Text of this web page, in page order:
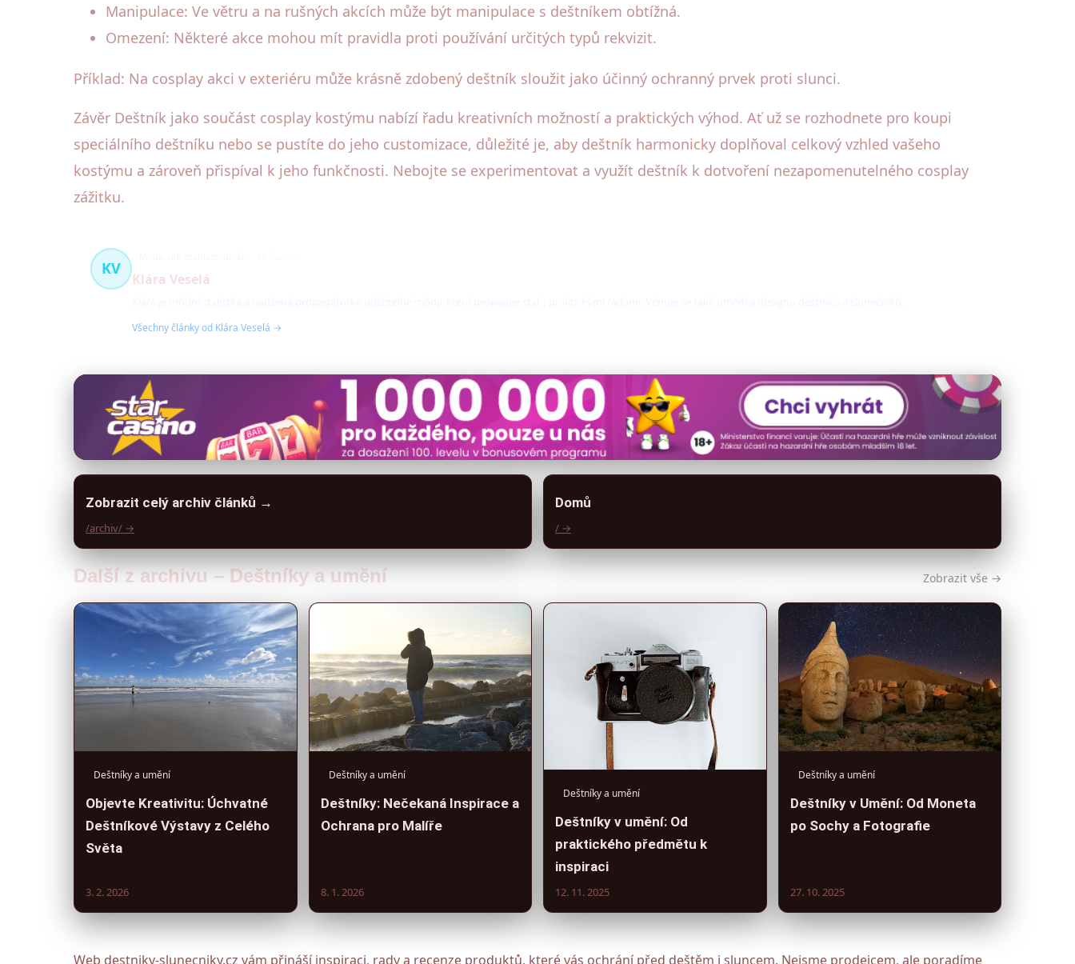
Manipulace: Ve větru a na rušných akcích může být manipulace s deštníkem obtížná.
Omezení: Některé akce mohou mít pravidla proti používání určitých typů rekvizit.
Příklad: Na cosplay akci v exteriéru může krásně zdobený deštník sloužit jako účinný ochranný prvek proti slunci.
Závěr Deštník jako součást cosplay kostýmu nabízí řadu kreativních možností a praktických výhod. Ať už se rozhodnete pro koupi
speciálního deštníku nebo se pustíte do jeho customizace, důležité je, aby deštník harmonicky doplňoval celkový vzhled vašeho
kostýmu a zároveň přispíval k jeho funkčnosti. Nebojte se experimentovat a využít deštník k dotvoření nezapomenutelného cosplay
zážitku.
KV
Klára Veselá
Všechny články od Klára Veselá →
Zobrazit celý archiv článků →
/archiv/ →
Domů
/ →
Další z archivu – Deštníky a umění Zobrazit vše →
Deštníky a umění
Objevte Kreativitu: Úchvatné
Deštníkové Výstavy z Celého
Světa
3. 2. 2026
Deštníky a umění
Deštníky: Nečekaná Inspirace a
Ochrana pro Malíře
8. 1. 2026
Deštníky a umění
Deštníky v umění: Od
praktického předmětu k
inspiraci
12. 11. 2025
Deštníky a umění
Deštníky v Umění: Od Moneta
po Sochy a Fotografie
27. 10. 2025
Web destniky-slunecniky.cz vám přináší inspiraci, rady a recenze produktů, které vás ochrání před deštěm i sluncem. Nejsme prodejcem, ale poradíme